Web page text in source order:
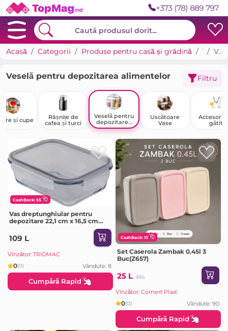
+373 (78) 889 797
Acasă Categorii Produse pentru casă și grădină Veselă și ustensile Veselă pentru depozitarea alimentelor
Veselă pentru depozitarea alimentelor Filtru
și cupe
Râșnițe de
cafea și turci
Veselă pentru
depozitarea
alimentelor
Uscătoare
Vase
Accesorii
gătit
CashBack: 55
Vas dreptunghiular pentru
depozitare 22,1 cm x 16,5 cm
(1520 cc) cu capac din plastic,
Borart
109 L
Vînzător: TRIOMAC
0(0) Vândute: 8
Cumpără Rapid
CashBack: 13
Set Caserola Zambak 0.45l 3
Buc(Z657)
25 L 35L
Vînzător: Comert Plast
0(0) Vândute: 90
Cumpără Rapid